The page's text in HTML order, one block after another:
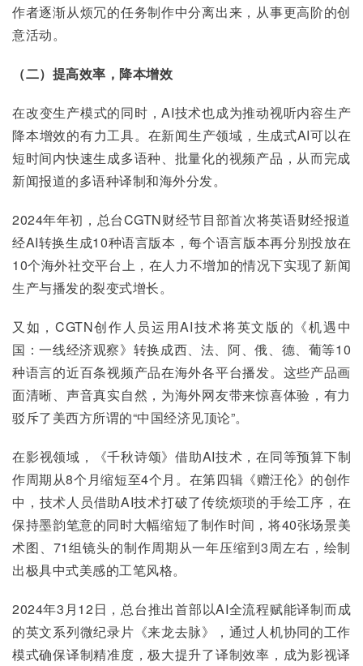
作者逐渐从烦冗的任务制作中分离出来，从事更高阶的创
意活动。
（二）提高效率，降本增效
在改变生产模式的同时，AI技术也成为推动视听内容生产
降本增效的有力工具。在新闻生产领域，生成式AI可以在
短时间内快速生成多语种、批量化的视频产品，从而完成
新闻报道的多语种译制和海外分发。
2024年年初，总台CGTN财经节目部首次将英语财经报道
经AI转换生成10种语言版本，每个语言版本再分别投放在
10个海外社交平台上，在人力不增加的情况下实现了新闻
生产与播发的裂变式增长。
又如，CGTN创作人员运用AI技术将英文版的《机遇中
国：一线经济观察》转换成西、法、阿、俄、德、葡等10
种语言的近百条视频产品在海外各平台播发。这些产品画
面清晰、声音真实自然，为海外网友带来惊喜体验，有力
驳斥了美西方所谓的“中国经济见顶论”。
在影视领域，《千秋诗颂》借助AI技术，在同等预算下制
作周期从8个月缩短至4个月。在第四辑《赠汪伦》的创作
中，技术人员借助AI技术打破了传统烦琐的手绘工序，在
保持墨韵笔意的同时大幅缩短了制作时间，将40张场景美
术图、71组镜头的制作周期从一年压缩到3周左右，绘制
出极具中式美感的工笔风格。
2024年3月12日，总台推出首部以AI全流程赋能译制而成
的英文系列微纪录片《来龙去脉》，通过人机协同的工作
模式确保译制精准度，极大提升了译制效率，成为影视译